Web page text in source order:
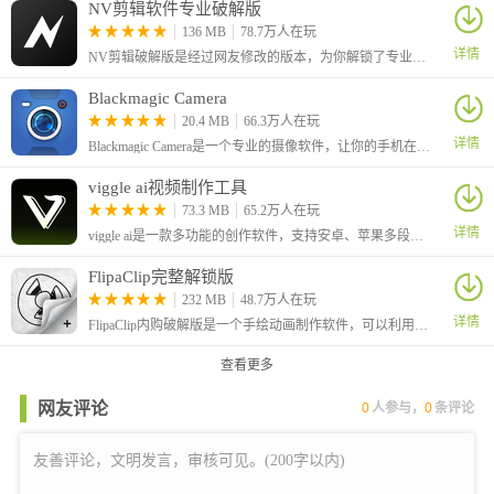
NV剪辑软件专业破解版
136 MB
78.7万人在玩
NV剪辑破解版是经过网友修改的版本，为你解锁了专业版的功能，并且安装完成后就是终生会员，永久免费使用。虽然该软件基础功能都是免费的
详情
Blackmagic Camera
20.4 MB
66.3万人在玩
Blackmagic Camera是一个专业的摄像软件，让你的手机在拍摄的时候可以有着更好的效果，将专业的数字电影摄影机控制及图像处理功能融入大家的手机
详情
viggle ai视频制作工具
73.3 MB
65.2万人在玩
viggle ai是一款多功能的创作软件，支持安卓、苹果多段使用，在软件中用户提供了大量的视频素材，你全部可以进行选择使用，软件中的素材全部免费。除此之外还有很多的模拟和创作工具可以使用。
详情
FlipaClip完整解锁版
232 MB
48.7万人在玩
FlipaClip内购破解版是一个手绘动画制作软件，可以利用逐帧动画技术绘制卡通动画。软件中用户需要一张一张来画出自己的专属动画视频，软件提供了多种笔刷工具和绘画图层，让用户能够充分的利用自己的灵感创作出令人惊叹的作品。
详情
查看更多
网友评论 0 人参与，0条评论